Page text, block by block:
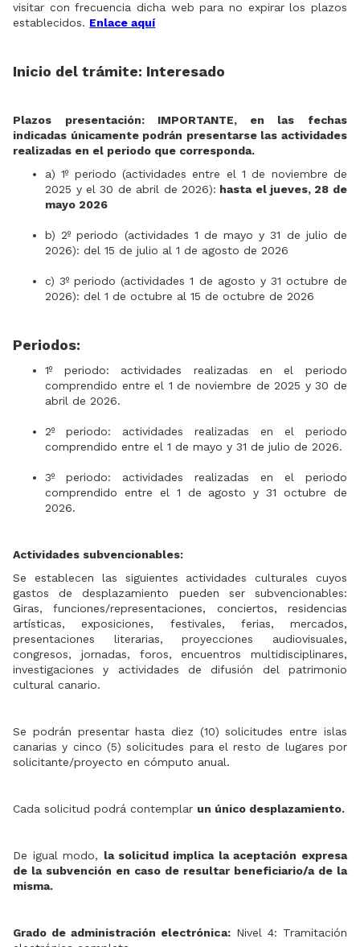
visitar con frecuencia dicha web para no expirar los plazos
establecidos. Enlace aquí
Inicio del trámite: Interesado
Plazos presentación: IMPORTANTE, en las fechas
indicadas únicamente podrán presentarse las actividades
realizadas en el periodo que corresponda.
a) 1º periodo (actividades entre el 1 de noviembre de
2025 y el 30 de abril de 2026): hasta el jueves, 28 de
mayo 2026
b) 2º periodo (actividades 1 de mayo y 31 de julio de
2026): del 15 de julio al 1 de agosto de 2026
c) 3º periodo (actividades 1 de agosto y 31 octubre de
2026): del 1 de octubre al 15 de octubre de 2026
Periodos:
1º periodo: actividades realizadas en el periodo
comprendido entre el 1 de noviembre de 2025 y 30 de
abril de 2026.
2º periodo: actividades realizadas en el periodo
comprendido entre el 1 de mayo y 31 de julio de 2026.
3º periodo: actividades realizadas en el periodo
comprendido entre el 1 de agosto y 31 octubre de
2026.
Actividades subvencionables:
Se establecen las siguientes actividades culturales cuyos
gastos de desplazamiento pueden ser subvencionables:
Giras, funciones/representaciones, conciertos, residencias
artísticas, exposiciones, festivales, ferias, mercados,
presentaciones literarias, proyecciones audiovisuales,
congresos, jornadas, foros, encuentros multidisciplinares,
investigaciones y actividades de difusión del patrimonio
cultural canario.
Se podrán presentar hasta diez (10) solicitudes entre islas
canarias y cinco (5) solicitudes para el resto de lugares por
solicitante/proyecto en cómputo anual.
Cada solicitud podrá contemplar un único desplazamiento.
De igual modo, la solicitud implica la aceptación expresa
de la subvención en caso de resultar beneficiario/a de la
misma.
Grado de administración electrónica:Nivel 4: Tramitación